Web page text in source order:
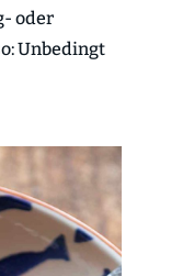
oder
Unbedingt